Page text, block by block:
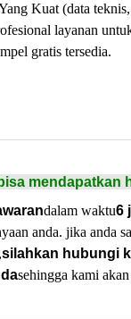
Kuat (data
layanan
gratis tersedia.
mendapatkan
dalam waktu6
anda. jika anda
silahkan hubungi
sehingga kami